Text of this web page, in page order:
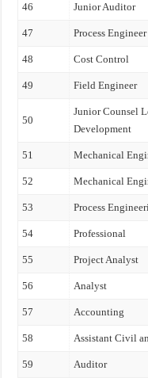
46 Junior Auditor
47 Process Engineer
48 Cost Control
49 Field Engineer
50
Junior Counsel
Development
51 Mechanical
52 Mechanical
53 Process
54 Professional
55 Project Analyst
56 Analyst
57 Accounting
58 Assistant Civil
59 Auditor